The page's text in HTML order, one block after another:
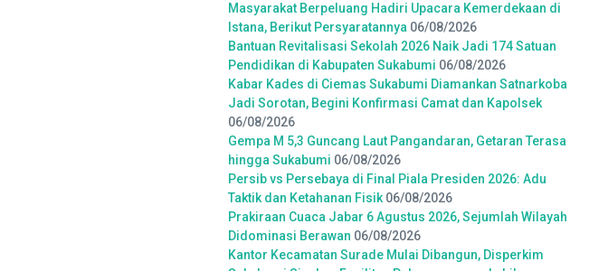
Masyarakat Berpeluang Hadiri Upacara Kemerdekaan di
Istana, Berikut Persyaratannya 06/08/2026
Bantuan Revitalisasi Sekolah 2026 Naik Jadi 174 Satuan
Pendidikan di Kabupaten Sukabumi 06/08/2026
Kabar Kades di Ciemas Sukabumi Diamankan Satnarkoba
Jadi Sorotan, Begini Konfirmasi Camat dan Kapolsek
06/08/2026
Gempa M 5,3 Guncang Laut Pangandaran, Getaran Terasa
hingga Sukabumi 06/08/2026
Persib vs Persebaya di Final Piala Presiden 2026: Adu
Taktik dan Ketahanan Fisik 06/08/2026
Prakiraan Cuaca Jabar 6 Agustus 2026, Sejumlah Wilayah
Didominasi Berawan 06/08/2026
Kantor Kecamatan Surade Mulai Dibangun, Disperkim